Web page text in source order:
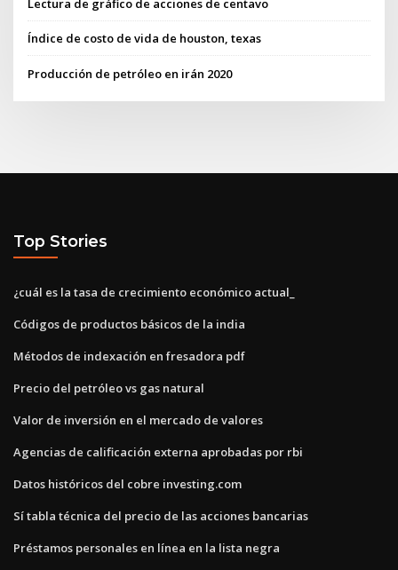
Lectura de gráfico de acciones de centavo
Índice de costo de vida de houston, texas
Producción de petróleo en irán 2020
Top Stories
¿cuál es la tasa de crecimiento económico actual_
Códigos de productos básicos de la india
Métodos de indexación en fresadora pdf
Precio del petróleo vs gas natural
Valor de inversión en el mercado de valores
Agencias de calificación externa aprobadas por rbi
Datos históricos del cobre investing.com
Sí tabla técnica del precio de las acciones bancarias
Préstamos personales en línea en la lista negra